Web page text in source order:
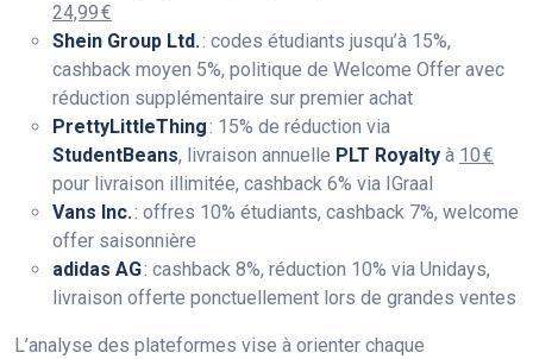
24,99 €
Shein Group Ltd.: codes étudiants jusqu’à 15%,
cashback moyen 5%, politique de Welcome Offer avec
réduction supplémentaire sur premier achat
PrettyLittleThing: 15% de réduction via
StudentBeans, livraison annuelle PLT Royalty à 10 €
pour livraison illimitée, cashback 6% via IGraal
Vans Inc.: offres 10% étudiants, cashback 7%, welcome
offer saisonnière
adidas AG: cashback 8%, réduction 10% via Unidays,
livraison offerte ponctuellement lors de grandes ventes
L’analyse des plateformes vise à orienter chaque